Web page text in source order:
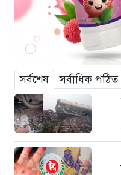
সর্বশেষ সর্বাধিক পঠিত